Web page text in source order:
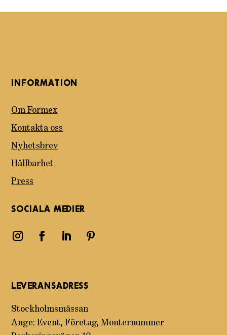
INFORMATION
Om Formex
Kontakta oss
Nyhetsbrev
Hållbarhet
Press
SOCIALA MEDIER
LEVERANSADRESS
Stockholmsmässan
Ange: Event, Företag, Monternummer